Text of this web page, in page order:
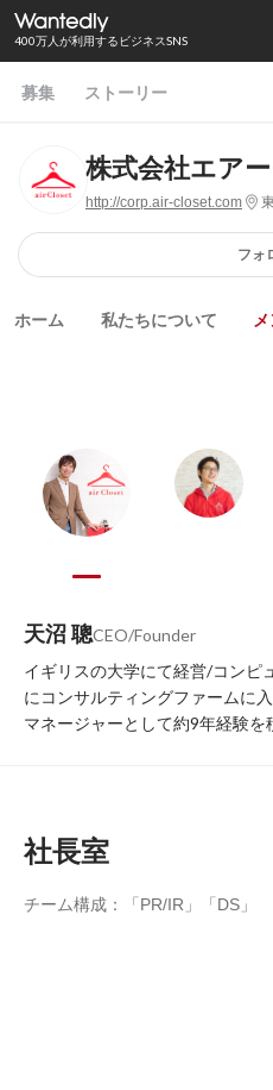
400万人が利用するビジネスSNS
募集 ストーリー
株式会社エア
http://corp.air-closet.com
フォ
ホーム 私たちについて
天沼 聰CEO/Founder
イギリスの大学にて経営/コンピ
にコンサルティングファームに
マネージャーとして約9年経験を
社長室
チーム構成：「PR/IR」「DS」